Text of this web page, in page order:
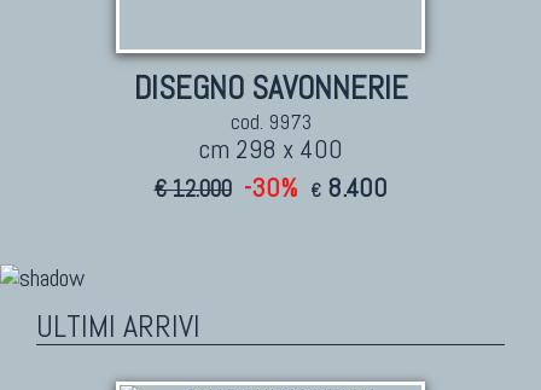
DISEGNO SAVONNERIE
cod. 9973
cm 298 x 400
€ 12.000 -30% € 8.400
ULTIMI ARRIVI